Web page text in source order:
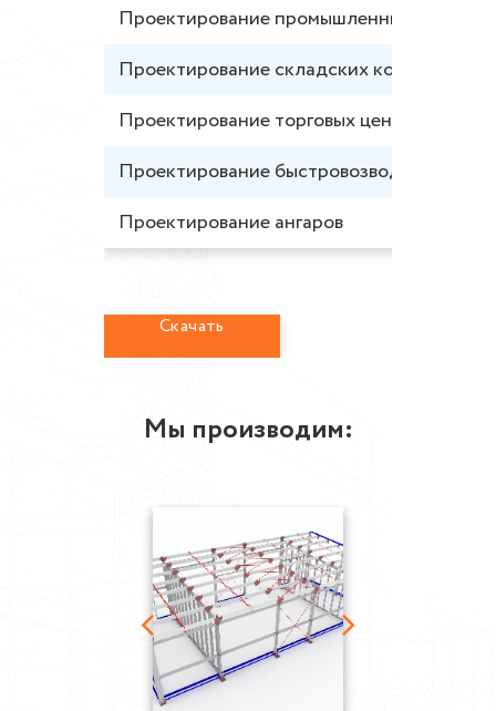
Проектирование промышленных зданий
Проектирование складских комплексов
Проектирование торговых центров
Проектирование быстровозводимых
Проектирование ангаров
Скачать
Мы производим: